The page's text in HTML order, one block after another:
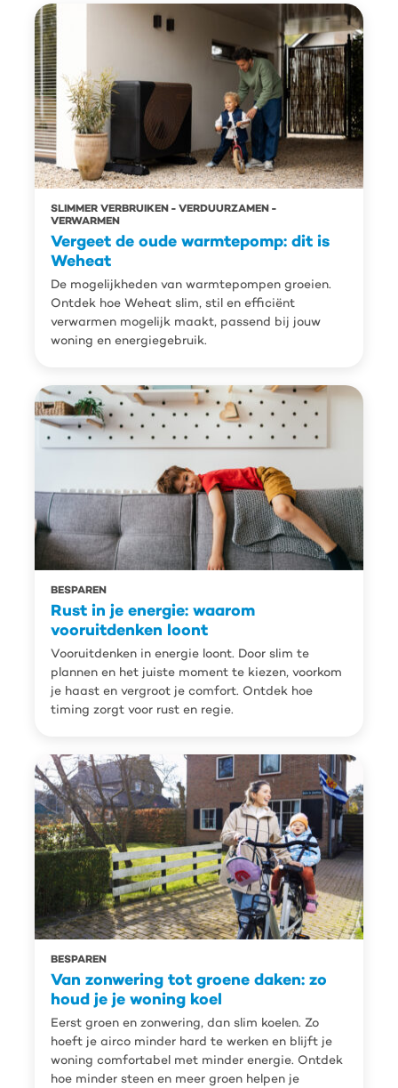
SLIMMER VERBRUIKEN
VERDUURZAMEN
VERWARMEN
Vergeet de oude warmtepomp: dit is
Weheat
De mogelijkheden van warmtepompen groeien.
Ontdek hoe Weheat slim, stil en efficiënt
verwarmen mogelijk maakt, passend bij jouw
woning en energiegebruik.
BESPAREN
Rust in je energie: waarom
vooruitdenken loont
Vooruitdenken in energie loont. Door slim te
plannen en het juiste moment te kiezen, voorkom
je haast en vergroot je comfort. Ontdek hoe
timing zorgt voor rust en regie.
BESPAREN
Van zonwering tot groene daken: zo
houd je je woning koel
Eerst groen en zonwering, dan slim koelen. Zo
hoeft je airco minder hard te werken en blijft je
woning comfortabel met minder energie. Ontdek
hoe minder steen en meer groen helpen je